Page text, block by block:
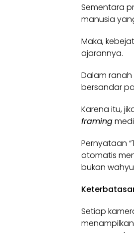
Sementara
manusia
Maka,
ajarannya.
Dalam
bersandar
Karena itu,
framing
Pernyataan
otomatis
bukan
Setiap